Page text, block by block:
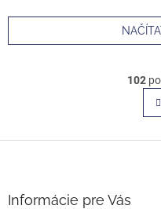
102
Informácie pre Vás